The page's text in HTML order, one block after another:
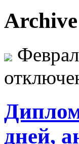
дней,